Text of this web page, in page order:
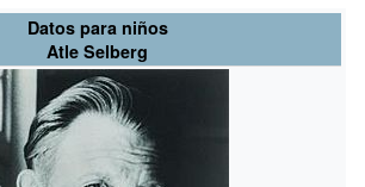
Datos para niños
Atle Selberg